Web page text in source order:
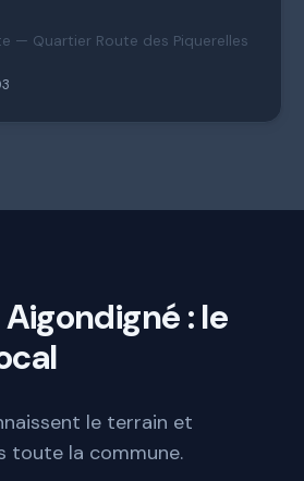
— Quartier Route des Piquerelles
: le
le terrain et
toute la commune.